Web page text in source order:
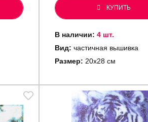
КУПИТЬ
В наличии: 4 шт.
Вид: частичная вышивка
Размер: 20х28 см